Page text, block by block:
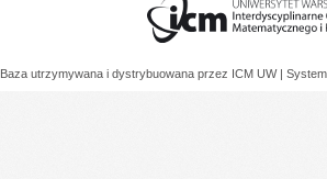
Baza utrzymywana i dystrybuowana przez ICM UW |